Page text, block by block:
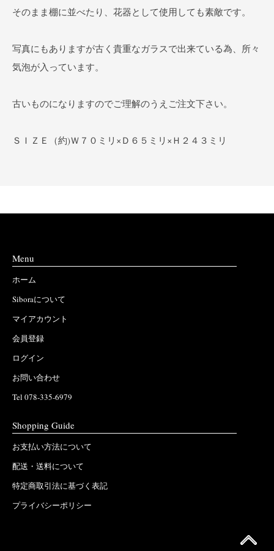
そのまま棚に並べたり、花器として使用しても素敵です。
写真にもありますが古く貴重なガラスで出来ている為、所々
気泡が入っています。
古いものになりますのでご理解のうえご注文下さい。
ＳＩＺＥ（約)Ｗ７０ミリ×Ｄ６５ミリ×Ｈ２４３ミリ
Menu
ホーム
Siboraについて
マイアカウント
会員登録
ログイン
お問い合わせ
Tel 078-335-6979
Shopping Guide
お支払い方法について
配送・送料について
特定商取引法に基づく表記
プライバシーポリシー